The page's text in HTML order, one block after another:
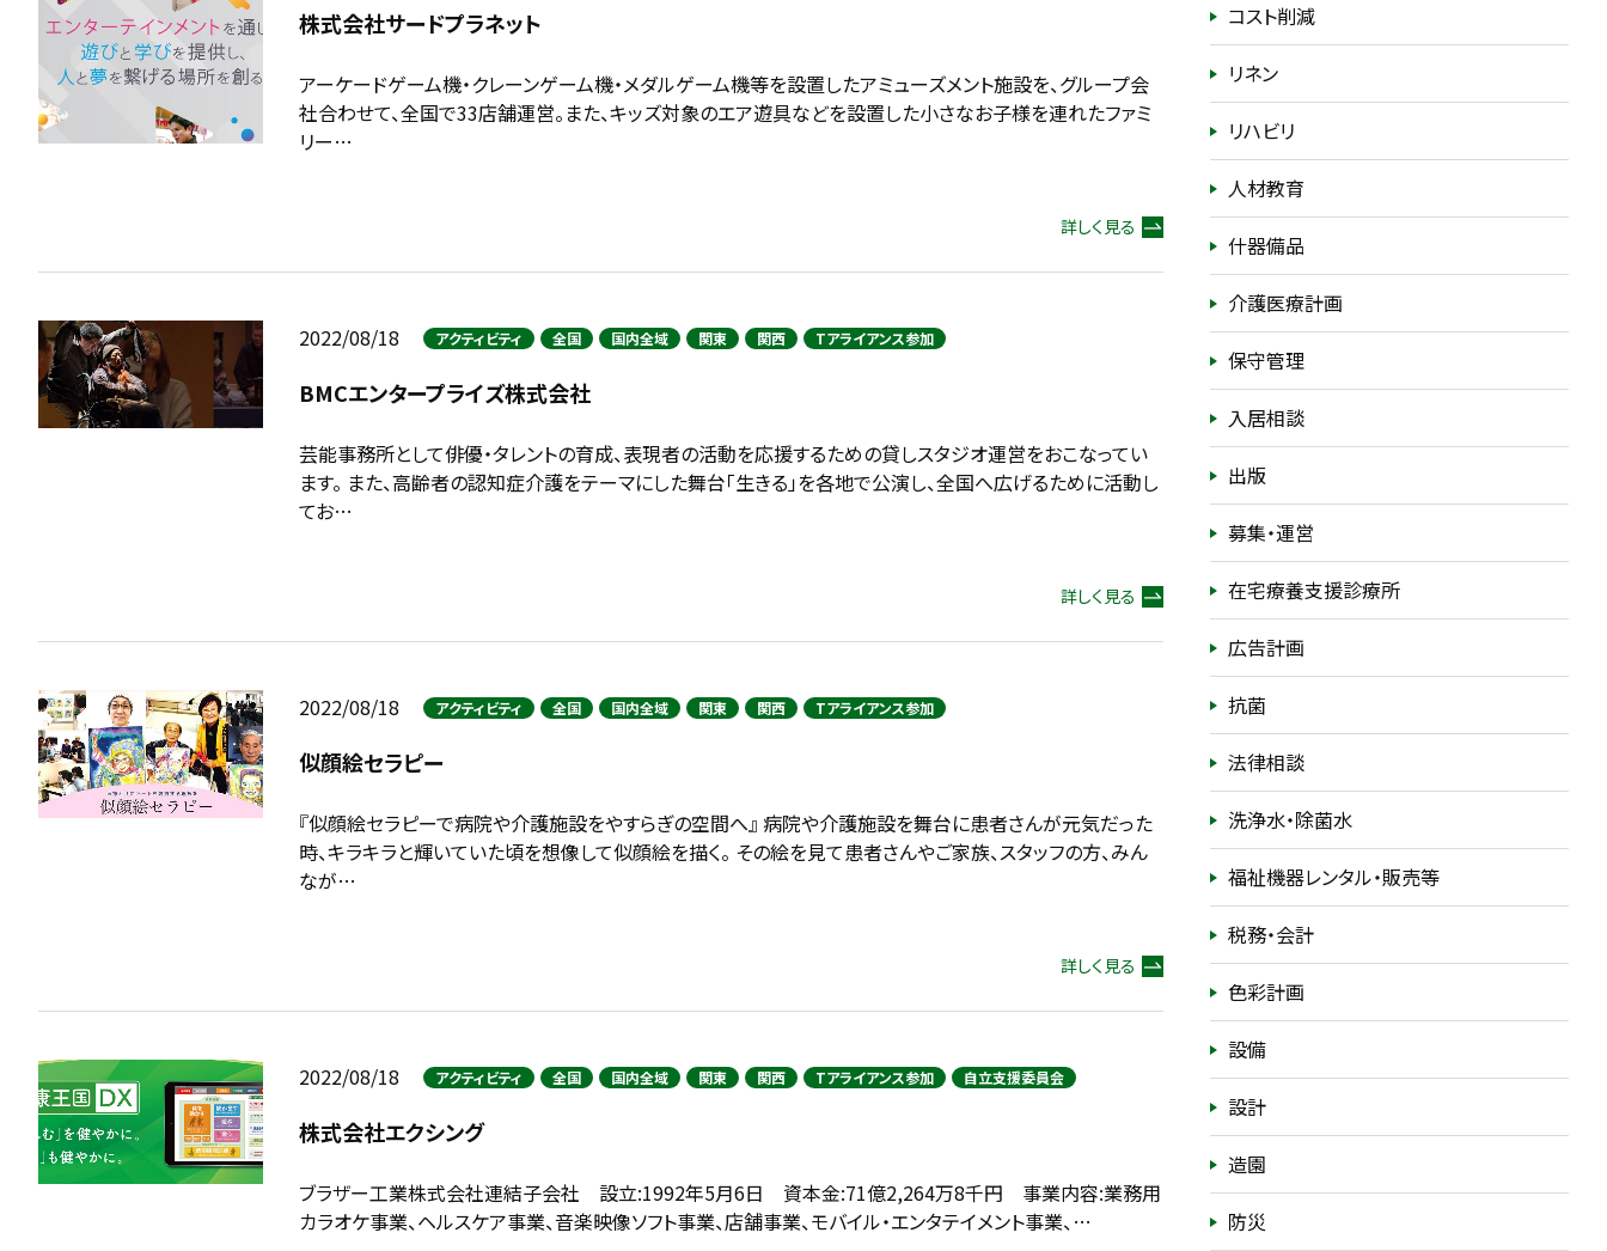
株式会社サードプラネット
アーケードゲーム機・クレーンゲーム機・メダルゲーム機等を設置したアミューズメント施設を、グループ会
社合わせて、全国で33店舗運営。また、キッズ対象のエア遊具などを設置した小さなお子様を連れたファミ
リー…
詳しく見る
2022/08/18 アクティビティ 全国 国内全域 関東 関西 Tアライアンス参加
BMCエンタープライズ株式会社
芸能事務所として俳優・タレントの育成、表現者の活動を応援するための貸しスタジオ運営をおこなってい
ます。 また、高齢者の認知症介護をテーマにした舞台「生きる」を各地で公演し、全国へ広げるために活動し
てお…
詳しく見る
2022/08/18 アクティビティ 全国 国内全域 関東 関西 Tアライアンス参加
似顔絵セラピー
『似顔絵セラピーで病院や介護施設をやすらぎの空間へ』 病院や介護施設を舞台に患者さんが元気だった
時、キラキラと輝いていた頃を想像して似顔絵を描く。 その絵を見て患者さんやご家族、スタッフの方、みん
なが…
詳しく見る
2022/08/18 アクティビティ 全国 国内全域 関東 関西 Tアライアンス参加 自立支援委員会
株式会社エクシング
ブラザー工業株式会社連結子会社 設立:1992年5月6日 資本金:71億2,264万8千円 事業内容:業務用
カラオケ事業、ヘルスケア事業、音楽映像ソフト事業、店舗事業、モバイル・エンタテイメント事業、…
コスト削減
リネン
リハビリ
人材教育
什器備品
介護医療計画
保守管理
入居相談
出版
募集・運営
在宅療養支援診療所
広告計画
抗菌
法律相談
洗浄水・除菌水
福祉機器レンタル・販売等
税務・会計
色彩計画
設備
設計
造園
防災